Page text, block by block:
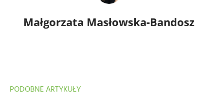
Małgorzata Masłowska-Bandosz
PODOBNE ARTYKUŁY